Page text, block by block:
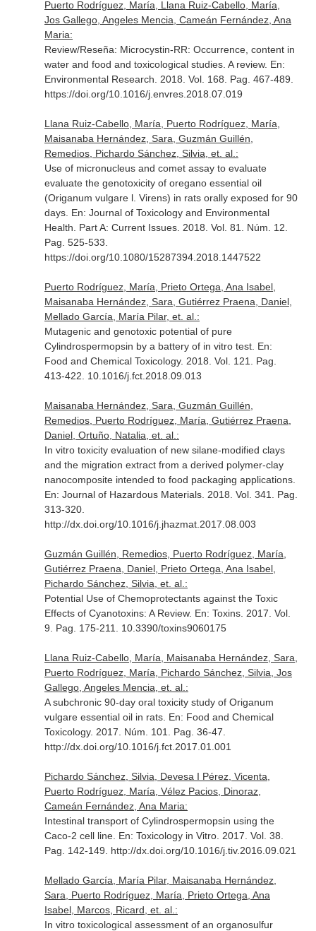
Puerto Rodríguez, María, Llana Ruiz-Cabello, María,
Jos Gallego, Angeles Mencia, Cameán Fernández, Ana
Maria:
Review/Reseña: Microcystin-RR: Occurrence, content in
water and food and toxicological studies. A review. En:
Environmental Research . 2018. Vol. 168. Pag. 467-489.
https://doi.org/10.1016/j.envres.2018.07.019
Llana Ruiz-Cabello, María, Puerto Rodríguez, María,
Maisanaba Hernández, Sara, Guzmán Guillén,
Remedios, Pichardo Sánchez, Silvia, et. al.:
Use of micronucleus and comet assay to evaluate
evaluate the genotoxicity of oregano essential oil
(Origanum vulgare l. Virens) in rats orally exposed for 90
days. En: Journal of Toxicology and Environmental
Health. Part A: Current Issues. 2018. Vol. 81. Núm. 12.
Pag. 525-533.
https://doi.org/10.1080/15287394.2018.1447522
Puerto Rodríguez, María, Prieto Ortega, Ana Isabel,
Maisanaba Hernández, Sara, Gutiérrez Praena, Daniel,
Mellado García, María Pilar, et. al.:
Mutagenic and genotoxic potential of pure
Cylindrospermopsin by a battery of in vitro test. En:
Food and Chemical Toxicology. 2018. Vol. 121. Pag.
413-422. 10.1016/j.fct.2018.09.013
Maisanaba Hernández, Sara, Guzmán Guillén,
Remedios, Puerto Rodríguez, María, Gutiérrez Praena,
Daniel, Ortuño, Natalia, et. al.:
In vitro toxicity evaluation of new silane-modified clays
and the migration extract from a derived polymer-clay
nanocomposite intended to food packaging applications.
En: Journal of Hazardous Materials. 2018. Vol. 341. Pag.
313-320.
http://dx.doi.org/10.1016/j.jhazmat.2017.08.003
Guzmán Guillén, Remedios, Puerto Rodríguez, María,
Gutiérrez Praena, Daniel, Prieto Ortega, Ana Isabel,
Pichardo Sánchez, Silvia, et. al.:
Potential Use of Chemoprotectants against the Toxic
Effects of Cyanotoxins: A Review. En: Toxins. 2017. Vol.
9. Pag. 175-211. 10.3390/toxins9060175
Llana Ruiz-Cabello, María, Maisanaba Hernández, Sara,
Puerto Rodríguez, María, Pichardo Sánchez, Silvia, Jos
Gallego, Angeles Mencia, et. al.:
A subchronic 90-day oral toxicity study of Origanum
vulgare essential oil in rats. En: Food and Chemical
Toxicology. 2017. Núm. 101. Pag. 36-47.
http://dx.doi.org/10.1016/j.fct.2017.01.001
Pichardo Sánchez, Silvia, Devesa I Pérez, Vicenta,
Puerto Rodríguez, María, Vélez Pacios, Dinoraz,
Cameán Fernández, Ana Maria:
Intestinal transport of Cylindrospermopsin using the
Caco-2 cell line. En: Toxicology in Vitro. 2017. Vol. 38.
Pag. 142-149. http://dx.doi.org/10.1016/j.tiv.2016.09.021
Mellado García, María Pilar, Maisanaba Hernández,
Sara, Puerto Rodríguez, María, Prieto Ortega, Ana
Isabel, Marcos, Ricard, et. al.:
In vitro toxicological assessment of an organosulfur